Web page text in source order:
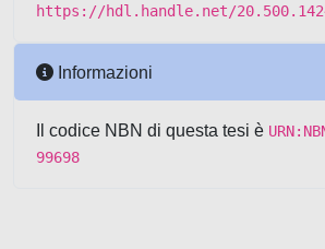
https://hdl.handle.net/
Informazioni
Il codice NBN di questa tesi è
99698